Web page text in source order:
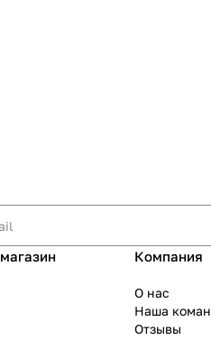
Компания
О нас
Наша
Отзывы